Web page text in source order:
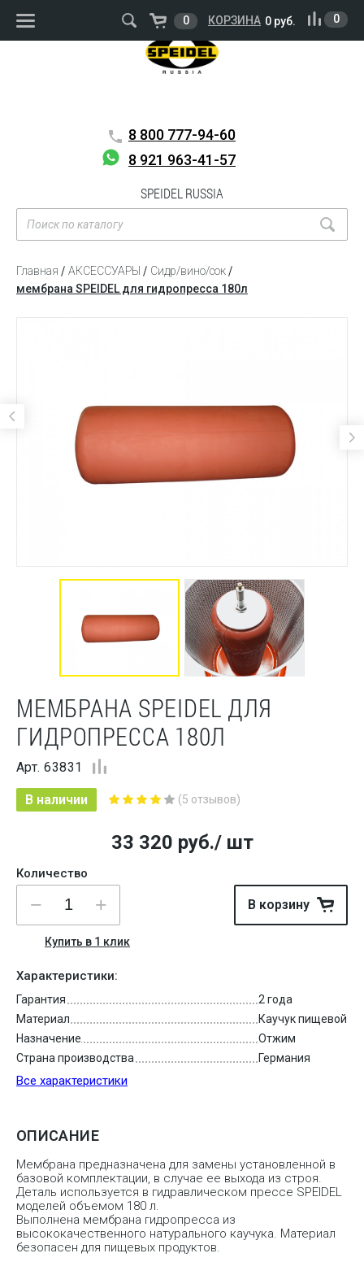
ВОЙТИ РЕГИСТРАЦИЯ
8 800 777-94-60
8 921 963-41-57
SPEIDEL RUSSIA
0 КОРЗИНА 0 руб. 0
Главная АКСЕССУАРЫ
Сидр/вино/сок
мембрана SPEIDEL для гидропресса 180л
МЕМБРАНА SPEIDEL ДЛЯ
ГИДРОПРЕССА 180Л
Арт. 63831
В наличии (5 отзывов)
33 320 руб./ шт
Количество
В корзину
Купить в 1 клик
Характеристики:
Все характеристики
Гарантия
2 года
Материал
Каучук пищевой
Назначение
Отжим
Страна производства
Германия
ОПИСАНИЕ
Мембрана предназначена для замены установленной в
базовой комплектации, в случае ее выхода из строя.
Деталь используется в гидравлическом прессе SPEIDEL
моделей объемом 180 л.
Выполнена мембрана гидропресса из
высококачественного натурального каучука. Материал
безопасен для пищевых продуктов.